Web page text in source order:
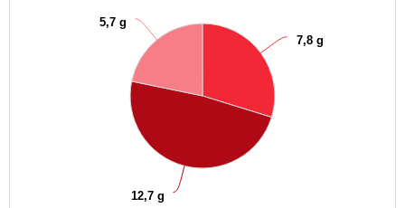
7,8 g
12,7 g
5,7 g